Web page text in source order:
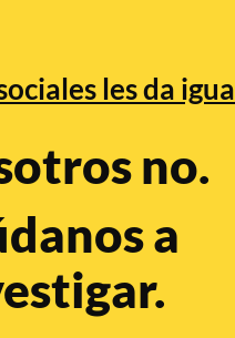
les da
no.
a